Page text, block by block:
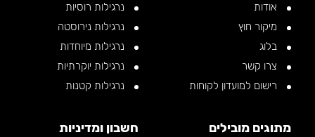
אודות
מיקור חוץ
בלוג
צרו קשר
רישום למועדון לקוחות
נרגילות רוסיות
נרגילות נירוסטה
נרגילות מיוחדות
נרגילות יוקרתיות
נרגילות קטנות
מתוגים מובילים חשבון ומדיניות